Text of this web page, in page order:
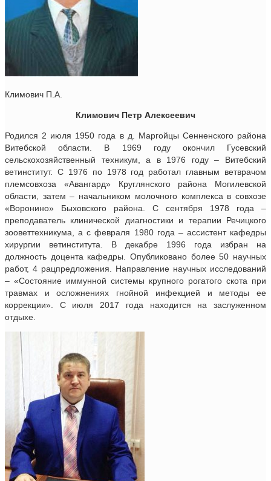
Климович П.А.
Климович Петр Алексеевич
Родился 2 июля 1950 года в д. Маргойцы Сенненского района
Витебской области. В 1969 году окончил Гусевский
сельскохозяйственный техникум, а в 1976 году – Витебский
ветинститут. С 1976 по 1978 год работал главным ветврачом
племсовхоза «Авангард» Круглянского района Могилевской
области, затем – начальником молочного комплекса в совхозе
«Воронино» Быховского района. С сентября 1978 года –
преподаватель клинической диагностики и терапии Речицкого
зооветтехникума, а с февраля 1980 года – ассистент кафедры
хирургии ветинститута. В декабре 1996 года избран на
должность доцента кафедры. Опубликовано более 50 научных
работ, 4 рацпредложения. Направление научных исследований
– «Состояние иммунной системы крупного рогатого скота при
травмах и осложнениях гнойной инфекцией и методы ее
коррекции». С июля 2017 года находится на заслуженном
отдыхе.